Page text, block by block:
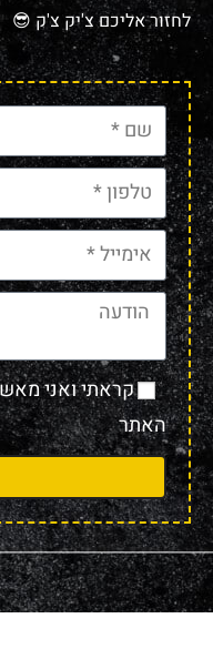
לחזור אליכם צ'יק צ'ק 😎
קראתי ואני
האתר